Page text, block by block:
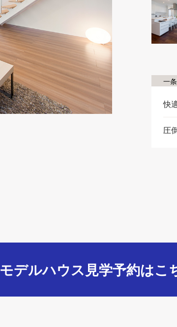
一
快
圧
モデルハウス見学予約はこ